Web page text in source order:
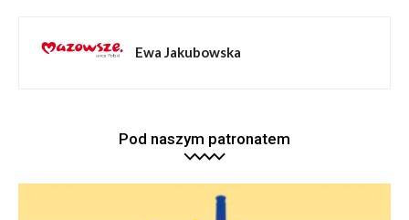
Ewa Jakubowska
Pod naszym patronatem